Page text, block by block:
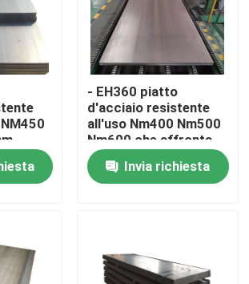
dello strato
- EH360 piatto
d'acciaio resistente
all'uso Nm400 Nm500
Nm600 che affronta
Invia richiesta